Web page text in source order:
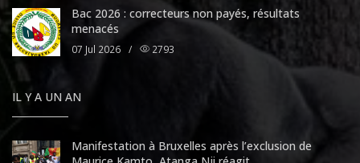
Bac 2026 : correcteurs non payés, résultats
menacés
07 Jul 2026 / 2793
IL Y A UN AN
Manifestation à Bruxelles après l’exclusion de